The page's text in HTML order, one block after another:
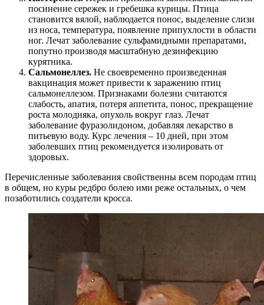
посинение сережек и гребешка курицы. Птица
становится вялой, наблюдается понос, выделение слизи
из носа, температура, появление припухлости в области
ног. Лечат заболевание сульфамидными препаратами,
попутно производя масштабную дезинфекцию
курятника.
Сальмонеллез. Не своевременно произведенная
вакцинация может привести к заражению птиц
сальмонеллезом. Признаками болезни считаются
слабость, апатия, потеря аппетита, понос, прекращение
роста молодняка, опухоль вокруг глаз. Лечат
заболевание фуразолидоном, добавляя лекарство в
питьевую воду. Курс лечения – 10 дней, при этом
заболевших птиц рекомендуется изолировать от
здоровых.
Перечисленные заболевания свойственны всем породам птиц
в общем, но куры редбро болею ими реже остальных, о чем
позаботились создатели кросса.